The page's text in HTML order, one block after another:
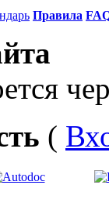
Правила
(